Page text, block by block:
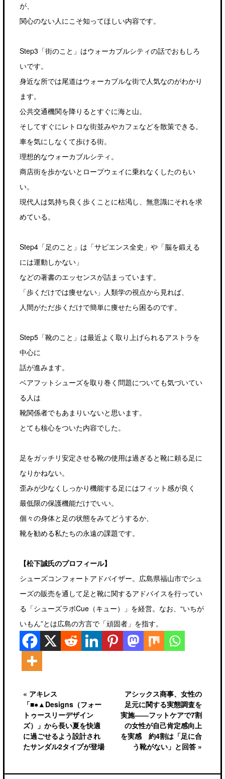
が、
関心のない人にこそ知ってほしい内容です。
Step3「街のこと」はウォーカブルシティの話でおもしろ
いです。
身近な所では尾道はウォーカブルな街で人気なのがわかり
ます。
公共交通機関を降りるとすぐに海と山。
そしてすぐにレトロな街並みやカフェなどを散策できる。
車を気にしなくて歩ける街。
理想的なウォーカブルシティ。
商店街を歩かないとロープウェイに乗れなくしたのもい
い。
現代人は気持ち良く歩くことに枯渇し、無意識にそれを求
めている。
Step4「足のこと」は「サピエンス全史」や「脳を鍛える
には運動しかない」
などの著書のエッセンスが詰まっています。
「歩くだけでは痩せない」人類学の視点から見れば、
人間がただ歩くだけで簡単に痩せたら困るのです。
Step5「靴のこと」は最近よく取り上げられるアストラを
中心に
話が進みます。
ベアフットシューズを取り巻く問題についても気づいてい
る人は
靴関係者でもあまりいないと思います。
とても核心をついた内容でした。
足をガッチリ安定させる靴の使用は過ぎると靴に頼る足に
なりかねない。
歪みが少なくしっかり機能する足にはフィット感が良く
最低限の保護機能だけでいい。
個々の身体と足の状態をみてどうするか、
靴を勧める私たちの永遠の課題です。
【松下誠氏のプロフィール】
シューズコンフォートアドバイザー。広島県福山市でシュ
ーズの販売を通して足と靴に関するアドバイスを行ってい
る「シューズラボCue（キュー）」を経営。なお、“いちが
いもん”とは広島の方言で「頑固者」を指す。
« アキレス
「■●▲Designs（フォー
トゥースリーデザイン
ズ）」から長い夏を快適
に過ごせるよう設計され
たサンダル2タイプが登場
アシックス商事、女性の
足元に関する実態調査を
実施――フットケアで7割
の女性が自己肯定感向上
を実感 約4割は「足に合
う靴がない」と回答 »